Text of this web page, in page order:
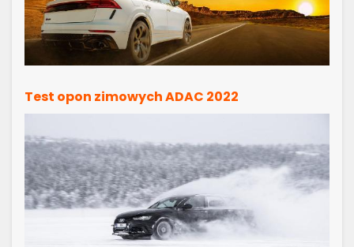
Test opon zimowych ADAC 2022